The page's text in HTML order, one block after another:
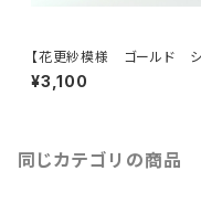
【花更紗模様 ゴールド
ク帯リメイク バッグチャー
ミニポーチ】カードケース、コ
¥3,100
同じカテゴリの商品